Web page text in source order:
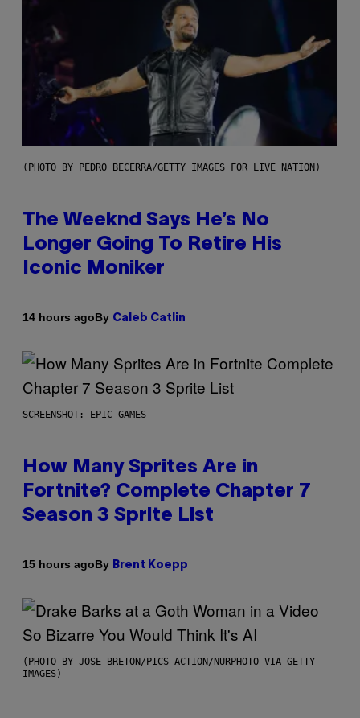
(PHOTO BY PEDRO BECERRA/GETTY IMAGES FOR LIVE NATION)
The Weeknd Says He’s No
Longer Going To Retire His
Iconic Moniker
14 hours agoBy Caleb Catlin
SCREENSHOT: EPIC GAMES
How Many Sprites Are in
Fortnite? Complete Chapter 7
Season 3 Sprite List
15 hours agoBy Brent Koepp
(PHOTO BY JOSE BRETON/PICS ACTION/NURPHOTO VIA GETTY
IMAGES)